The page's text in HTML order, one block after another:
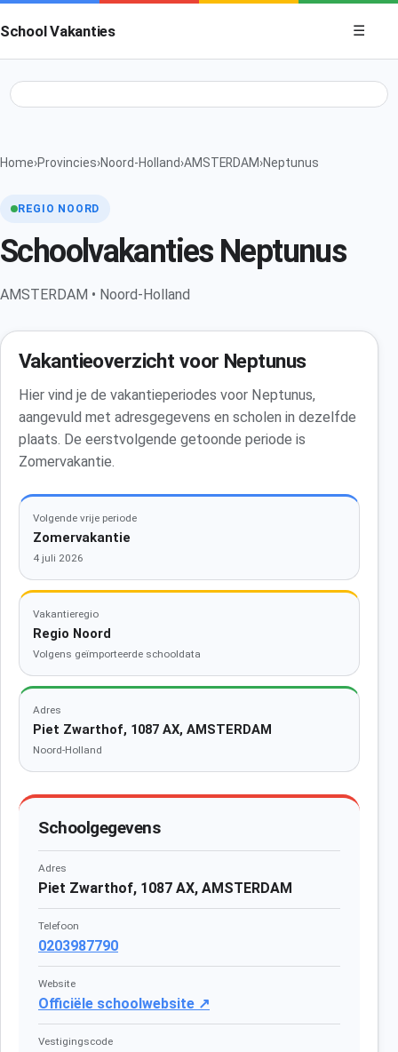
School Vakanties
Menu
☰
Home›Provincies›Noord-Holland›AMSTERDAM›Neptunus
REGIO NOORD
Schoolvakanties Neptunus
AMSTERDAM • Noord-Holland
Vakantieoverzicht voor Neptunus
Hier vind je de vakantieperiodes voor Neptunus,
aangevuld met adresgegevens en scholen in dezelfde
plaats. De eerstvolgende getoonde periode is
Zomervakantie.
Volgende vrije periode
Zomervakantie
4 juli 2026
Vakantieregio
Regio Noord
Volgens geïmporteerde schooldata
Adres
Piet Zwarthof, 1087 AX, AMSTERDAM
Noord-Holland
Schoolgegevens
Adres
Piet Zwarthof, 1087 AX, AMSTERDAM
Telefoon
0203987790
Website
Officiële schoolwebsite ↗
Vestigingscode